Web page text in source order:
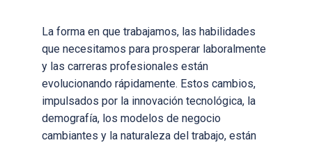
La forma en que trabajamos, las habilidades
que necesitamos para prosperar laboralmente
y las carreras profesionales están
evolucionando rápidamente. Estos cambios,
impulsados por la innovación tecnológica, la
demografía, los modelos de negocio
cambiantes y la naturaleza del trabajo, están